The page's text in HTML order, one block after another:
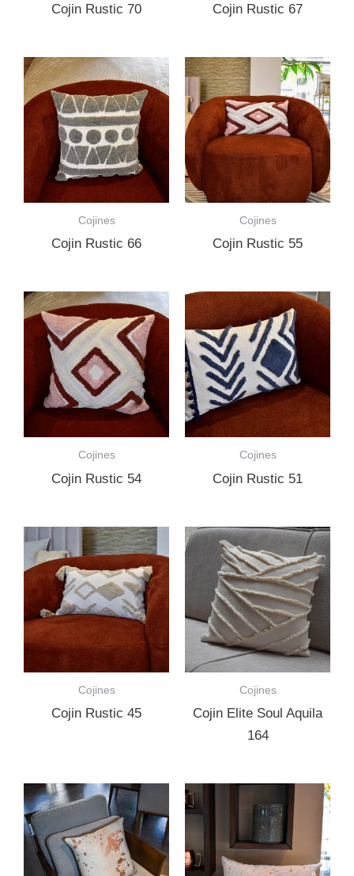
Cojin Rustic 70 Cojin Rustic 67
Cojines
Cojin Rustic 66
Cojines
Cojin Rustic 55
Cojines
Cojin Rustic 54
Cojines
Cojin Rustic 51
Cojines
Cojin Rustic 45
Cojines
Cojin Elite Soul Aquila
164